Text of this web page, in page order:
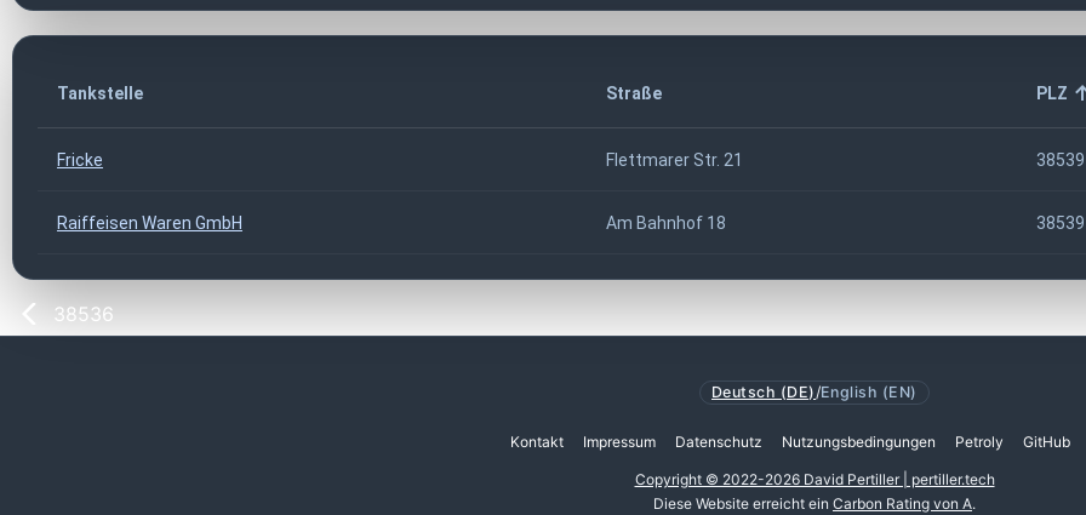
Tankstelle Straße PLZ
Fricke Flettmarer Str. 21 38539
Raiffeisen Waren GmbH Am Bahnhof 18 38539
38536
Deutsch (DE) /English (EN)
Kontakt Impressum Datenschutz Nutzungsbedingungen Petroly GitHub
Copyright © 2022-2026 David Pertiller | pertiller.tech
Diese Website erreicht ein Carbon Rating von A.